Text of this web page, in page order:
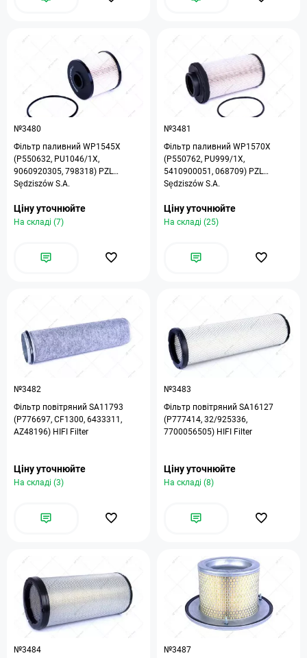
№3480
Фільтр паливний WP1545X
(P550632, PU1046/1X,
9060920305, 798318) PZL
Sędziszów S.A.
Ціну уточнюйте
На складі (7)
№3481
Фільтр паливний WP1570X
(P550762, PU999/1X,
5410900051, 068709) PZL
Sędziszów S.A.
Ціну уточнюйте
На складі (25)
№3482
Фільтр повітряний SA11793
(P776697, CF1300, 6433311,
AZ48196) HIFI Filter
Ціну уточнюйте
На складі (3)
№3483
Фільтр повітряний SA16127
(P777414, 32/925336,
7700056505) HIFI Filter
Ціну уточнюйте
На складі (8)
№3484 №3487